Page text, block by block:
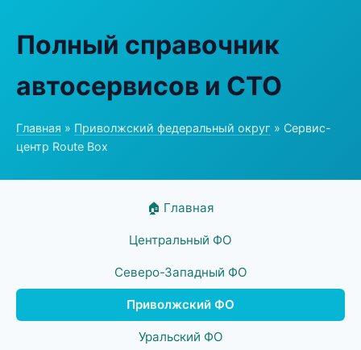
Полный справочник
автосервисов и СТО
Главная » Приволжский федеральный округ » Сервис-
центр Route Box
🏠 Главная
Центральный ФО
Северо-Западный ФО
Приволжский ФО
Уральский ФО